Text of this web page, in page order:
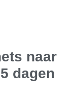
naar
dagen